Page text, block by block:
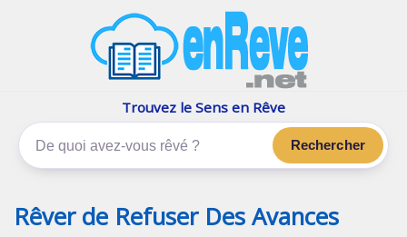
Les rêves, c'est plus que çaTrouvez le Sens en Rêve
Rechercher
Rêver de Refuser Des Avances